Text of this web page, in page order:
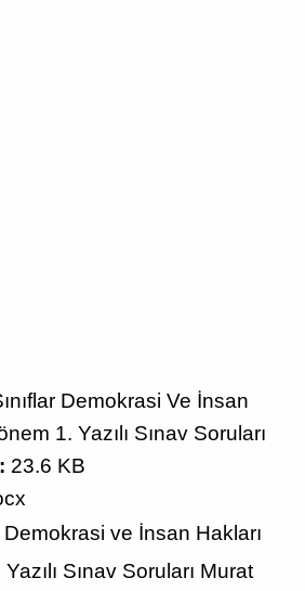
Demokrasi Ve İnsan
1. Yazılı Sınav Soruları
23.6 KB
Demokrasi ve İnsan Hakları
Sınav Soruları Murat